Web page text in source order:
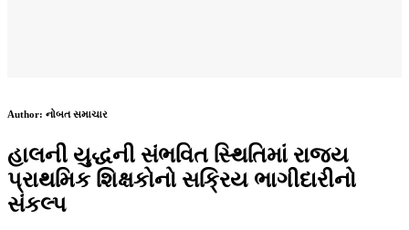
Author: નોબત સમાચાર
હાલની યુદ્ધની સંભવિત સ્થિતિમાં રાજ્ય
પ્રાથમિક શિક્ષકોનો સક્રિય ભાગીદારીનો
સંકલ્પ